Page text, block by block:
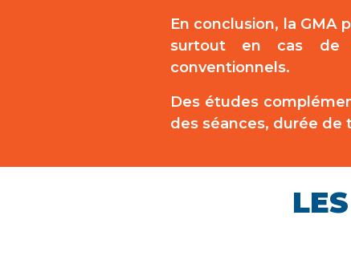
En conclusion, la
surtout en cas de
conventionnels.
Des études
des séances, durée